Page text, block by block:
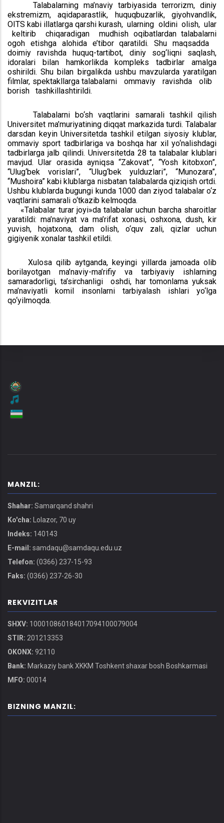
Talabalarning ma’naviy tarbiyasida terrorizm, diniy
ekstremizm, aqidaparastlik, huquqbuzarlik, giyohvandlik,
OITS kabi illatlarga qarshi kurash, ularning oldini olish, ular
keltirib chiqaradigan mudhish oqibatlardan talabalarni
ogoh etishga alohida e’tibor qaratildi. Shu maqsadda
doimiy ravishda huquq-tartibot, diniy sog‘liqni saqlash,
idoralari bilan hamkorlikda kompleks tadbirlar amalga
oshirildi. Shu bilan birgalikda ushbu mavzularda yaratilgan
filmlar, spektakllarga talabalarni ommaviy ravishda olib
borish tashkillashtirildi.
Talabalarni bo‘sh vaqtlarini samarali tashkil qilish
Universitet ma’muriyatining diqqat markazida turdi. Talabalar
darsdan keyin Universitetda tashkil etilgan siyosiy klublar,
ommaviy sport tadbirlariga va boshqa har xil yo‘nalishdagi
tadbirlarga jalb qilindi. Universitetda 28 ta talabalar klublari
mavjud. Ular orasida ayniqsa “Zakovat”, “Yosh kitobxon”,
“Ulug‘bek vorislari”, “Ulug‘bek yulduzlari”, “Munozara”,
“Mushoira” kabi klublarga nisbatan talabalarda qiziqish ortdi.
Ushbu klublarda bugungi kunda 1000 dan ziyod talabalar o‘z
vaqtlarini samarali o‘tkazib kelmoqda.
«Talabalar turar joyi»da talabalar uchun barcha sharoitlar
yaratildi: ma’naviyat va ma’rifat xonasi, oshxona, dush, kir
yuvish, hojatxona, dam olish, o‘quv zali, qizlar uchun
gigiyenik xonalar tashkil etildi.
Xulosa qilib aytganda, keyingi yillarda jamoada olib
borilayotgan ma’naviy-ma’rifiy va tarbiyaviy ishlarning
samaradorligi, ta’sirchanligi oshdi, har tomonlama yuksak
ma’naviyatli komil insonlarni tarbiyalash ishlari yo‘lga
qo‘yilmoqda.
MANZIL:
Shahar: Samarqand shahri
Ko'cha: Lolazor, 70 uy
Indeks: 140143
E-mail: samdaqu@samdaqu.edu.uz
Telefon: (0366) 237-15-93
Faks: (0366) 237-26-30
REKVIZITLAR
SHXV: 100010860184017094100079004
STIR: 201213353
OKONX: 92110
Bank: Markaziy bank XKKM Toshkent shaxar bosh Boshkarmasi
MFO: 00014
BIZNING MANZIL: